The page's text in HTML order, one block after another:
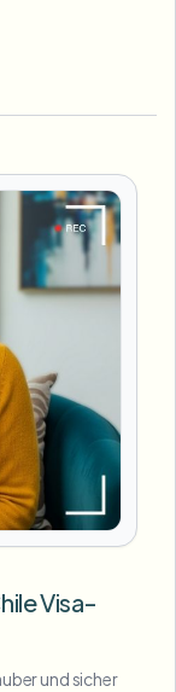
Visa-
und sicher